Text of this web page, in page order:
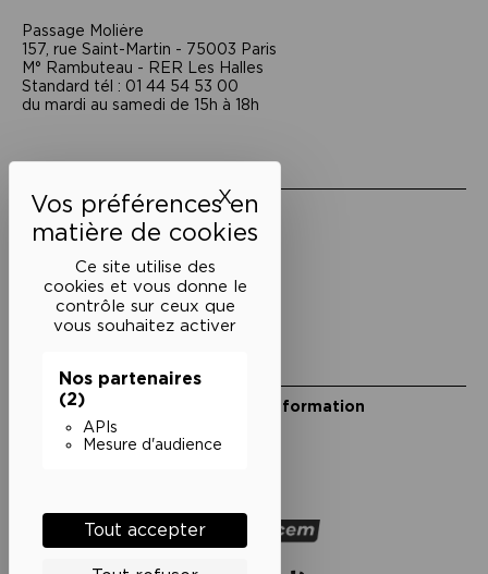
Ce site utilise des
cookies et vous donne le
contrôle sur ceux que
vous souhaitez activer
Nos partenaires
(2)
APIs
Mesure d'audience
Tout accepter
XMasquer le bandeau des
Passage Moliėre
157, rue Saint-Martin - 75003 Paris
M° Rambuteau - RER Les Halles
Standard tél : 01 44 54 53 00
du mardi au samedi de 15h à 18h
Mentions légales
Politique de confidentialité
Conditions générales de vente
Cookies
Restons en lien
Inscrivez-vous à notre lettre d’information
Suivez-nous sur les réseaux